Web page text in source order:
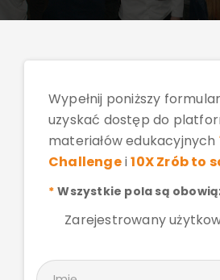
Skills
Wypełnij poniższy
uzyskać dostęp do
materiałów edukacyjnych
Challengei10X Zrób to
* Wszystkie pola są
Zarejestrowany